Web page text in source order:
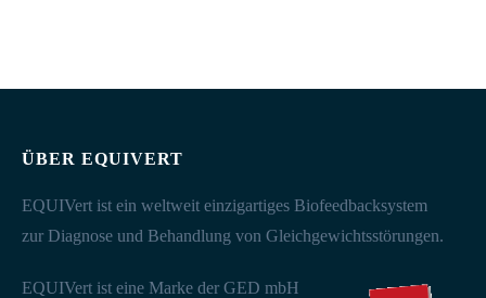
ÜBER EQUIVERT
EQUIVert ist ein weltweit einzigartiges Biofeedbacksystem
zur Diagnose und Behandlung von Gleichgewichtsstörungen.
EQUIVert ist eine Marke der GED mbH